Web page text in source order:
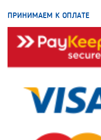
ПРИНИМАЕМ К ОПЛАТЕ